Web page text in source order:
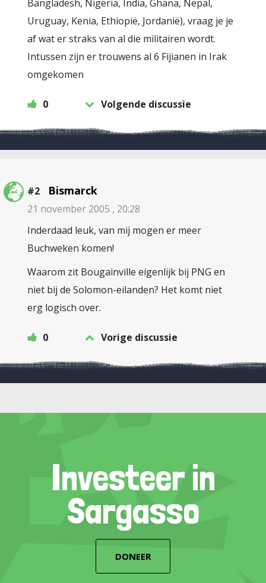
Bangladesh, Nigeria, India, Ghana, Nepal,
Uruguay, Kenia, Ethiopië, Jordanië), vraag je je
af wat er straks van al die militairen wordt.
Intussen zijn er trouwens al 6 Fijianen in Irak
omgekomen
0 Volgende discussie
#2 Bismarck
21 november 2005 , 20:28
Inderdaad leuk, van mij mogen er meer
Buchweken komen!
Waarom zit Bougainville eigenlijk bij PNG en
niet bij de Solomon-eilanden? Het komt niet
erg logisch over.
0 Vorige discussie
Investeer in
Sargasso
DONEER